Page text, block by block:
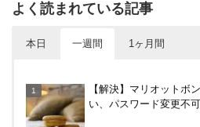
よく読まれている記事
本日 一週間 1ヶ月間
きを体験！使ってわか
【解決】マリオットボ
い、パスワード変更不